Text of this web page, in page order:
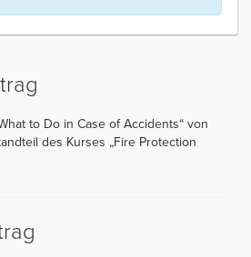
to Do in Case of Accidents“ von
des Kurses „Fire Protection